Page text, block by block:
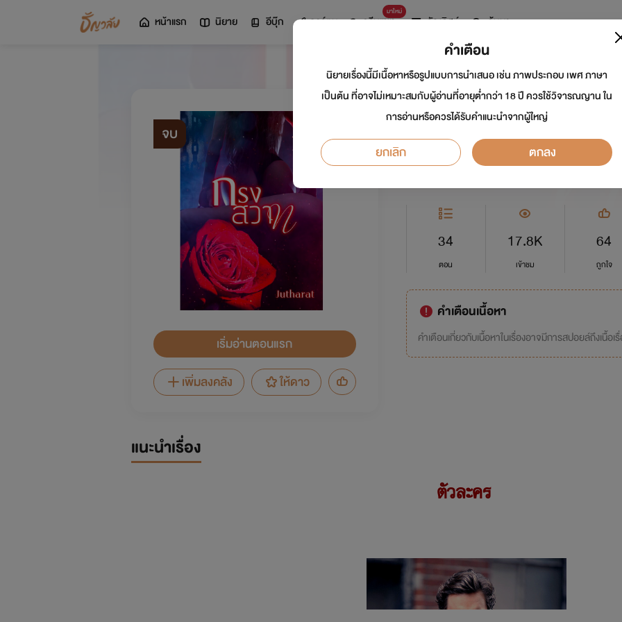
หน้าแรก นิยาย อีบุ๊ก การ์ตูน
มาใหม่
ดรีมแชท ธัญลิสต์ ค้นหา
จบ
เริ่มอ่านตอนแรก
เพิ่มลงคลัง
ให้ดาว
กรงสวาท NC25+++
นักเขียน:Jutharat
อีโรติก
34
ตอน
17.8K
เข้าชม
64
ถูกใจ
คำเตือนเนื้อหา
คำเตือนเกี่ยวกับเนื้อหาในเรื่องอาจมีการสปอยล์ถึงเนื้อเ
แนะนำเรื่อง
ตัวละคร
คำเตือน
นิยายเรื่องนี้มีเนื้อหาหรือรูปแบบการนำเสนอ เช่น ภาพประกอบ เพศ ภาษา
เป็นต้น ที่อาจไม่เหมาะสมกับผู้อ่านที่อายุต่ำกว่า 18 ปี ควรใช้วิจารณญาน ใน
การอ่านหรือควรได้รับคำแนะนำจากผู้ใหญ่
ยกเลิก ตกลง